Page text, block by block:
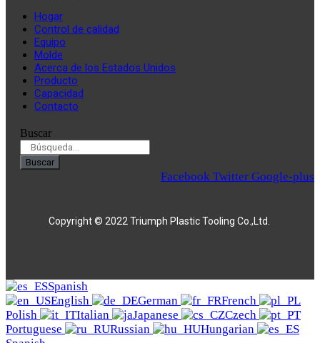
Hogar
Control de calidad
Equipo
Molde
Acerca de los Estados Unidos
Producto
Capacidad
Contacto
Buscar
Buscar
Facebook Twitter Google-plus
Copyright © 2022 Triumph Plastic Tooling Co.,Ltd.
Spanish
English
German
French
Polish
Italian Japanese
Czech
Portuguese
Russian
Hungarian